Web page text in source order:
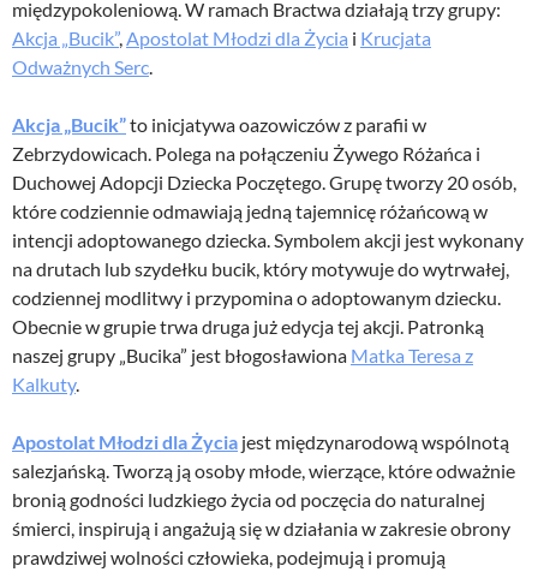
międzypokoleniową. W ramach Bractwa działają trzy grupy:
Akcja „Bucik”,Apostolat Młodzi dla Życia i Krucjata
Odważnych Serc.
Akcja „Bucik”to inicjatywa oazowiczów z parafii w
Zebrzydowicach. Polega na połączeniu Żywego Różańca i
Duchowej Adopcji Dziecka Poczętego. Grupę tworzy 20 osób,
które codziennie odmawiają jedną tajemnicę różańcową w
intencji adoptowanego dziecka. Symbolem akcji jest wykonany
na drutach lub szydełku bucik, który motywuje do wytrwałej,
codziennej modlitwy i przypomina o adoptowanym dziecku.
Obecnie w grupie trwa druga już edycja tej akcji. Patronką
naszej grupy „Bucika” jest błogosławiona Matka Teresa z
Kalkuty.
Apostolat Młodzi dla Życia jest międzynarodową wspólnotą
salezjańską. Tworzą ją osoby młode, wierzące, które odważnie
bronią godności ludzkiego życia od poczęcia do naturalnej
śmierci, inspirują i angażują się w działania w zakresie obrony
prawdziwej wolności człowieka, podejmują i promują